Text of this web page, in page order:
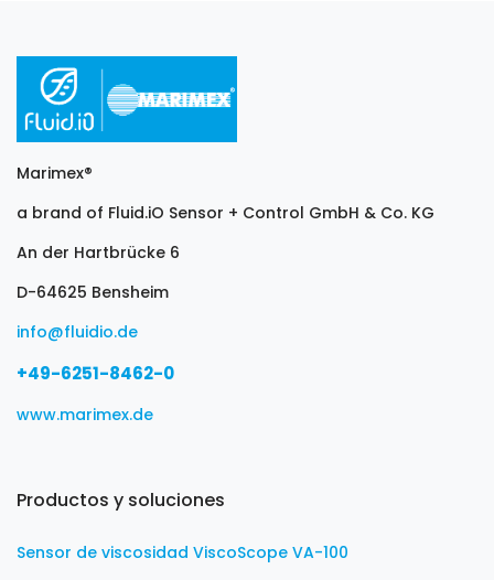
Marimex®
a brand of Fluid.iO Sensor + Control GmbH & Co. KG
An der Hartbrücke 6
D-64625 Bensheim
info@fluidio.de
+49-6251-8462-0
www.marimex.de
Productos y soluciones
Sensor de viscosidad ViscoScope VA-100